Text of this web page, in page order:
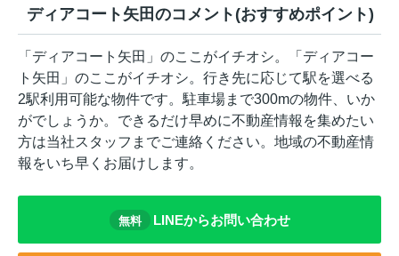
ディアコート矢田のコメント(おすすめポイント)
「ディアコート矢田」のここがイチオシ。「ディアコー
ト矢田」のここがイチオシ。行き先に応じて駅を選べる
2駅利用可能な物件です。駐車場まで300mの物件、いか
がでしょうか。できるだけ早めに不動産情報を集めたい
方は当社スタッフまでご連絡ください。地域の不動産情
報をいち早くお届けします。
無料 LINEからお問い合わせ